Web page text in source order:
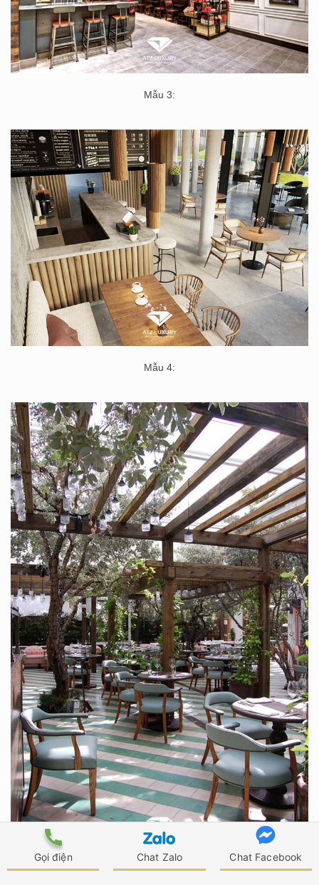
Gọi điện Chat Zalo Chat Facebook
Mẫu 3:
Mẫu 4:
Mẫu 5: